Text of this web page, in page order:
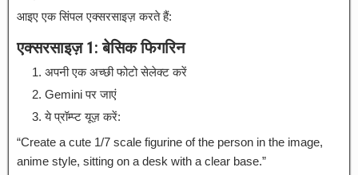
आइए एक सिंपल एक्सरसाइज़ करते हैं:
एक्सरसाइज़ 1: बेसिक फिगरिन
अपनी एक अच्छी फोटो सेलेक्ट करें
Gemini पर जाएं
ये प्रॉम्प्ट यूज़ करें:
“Create a cute 1/7 scale figurine of the person in the image,
anime style, sitting on a desk with a clear base.”